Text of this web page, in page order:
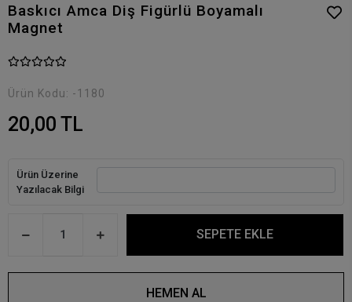
Baskıcı Amca Diş Figürlü Boyamalı
Magnet
Ürün Kodu: -1180
20,00 TL
Ürün Üzerine
Yazılacak Bilgi
SEPETE EKLE
HEMEN AL